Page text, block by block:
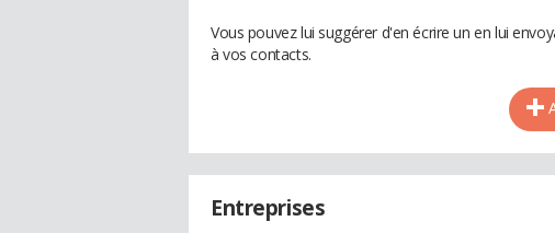
Vous pouvez lui suggérer d'en écrire un en lui
à vos contacts.
Entreprises